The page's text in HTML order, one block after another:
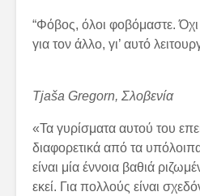
“Φόβος, όλοι φοβόμαστε.
για τον άλλο, γι’ αυτό
Tjaša Gregorn, Σλοβενία
«Τα γυρίσματα αυτού του
διαφορετικά από τα
είναι μία έννοια βαθιά
εκεί. Για πολλούς είναι